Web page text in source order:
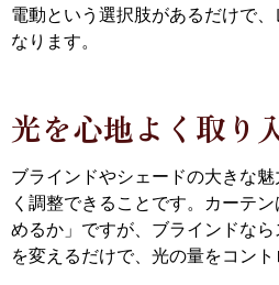
電動という選択肢があるだけで
なります。
光を心地よく取り
ブラインドやシェードの大きな
く調整できることです。カーテ
めるか」ですが、ブラインドな
を変えるだけで、光の量をコント